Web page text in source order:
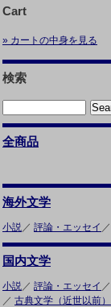
Cart
» カートの中身を見る
検索
全商品
海外文学
小説／ 評論・エッセイ ／
国内文学
小説／ 評論・エッセイ ／
／ 古典文学（近世以前）